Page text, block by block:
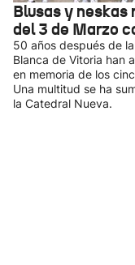
Blusas y neskas
del 3 de Marzo
50 años después de
Blanca de Vitoria han
en memoria de los
Una multitud se ha
la Catedral Nueva.